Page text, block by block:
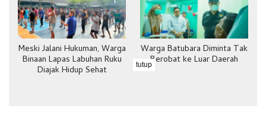
Meski Jalani Hukuman, Warga
Binaan Lapas Labuhan Ruku
Diajak Hidup Sehat
Warga Batubara Diminta Tak
Berobat ke Luar Daerah
tutup